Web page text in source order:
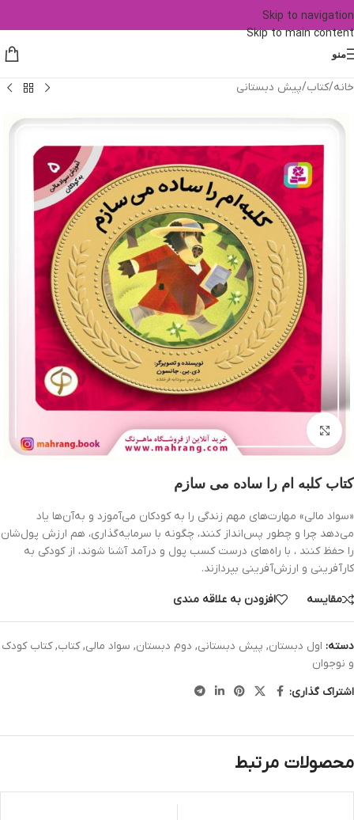
Skip to navigation
Skip to main content
منو
خانه/کتاب/پیش دبستانی
بزرگنمایی تصویر
کتاب کلبه ام را ساده می سازم
«سواد مالی» مهارت‌های مهم زندگی را به کودکان می‌آموزد و به‌آن‌ها یاد
می‌دهد چرا و چطور پس‌انداز کنند، چگونه با سرمایه‌گذاری، هم ارزش پول‌شان
را حفظ کنند ، با راه‌های درست کسب پول و درآمد آشنا شوند، از کودکی به
کارآفرینی و ارزش‌آفرینی بپردازند.
مقایسه افزودن به علاقه مندی
دسته: اول دبستان, پیش دبستانی, دوم دبستان, سواد مالی, کتاب, کتاب کودک
و نوجوان
اشتراک گذاری:
محصولات مرتبط